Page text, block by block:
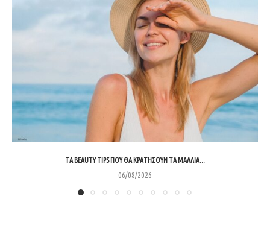
ΤΑ BEAUTY TIPS ΠΟΥ ΘΑ ΚΡΑΤΉΣΟΥΝ ΤΑ ΜΑΛΛΙΆ...
06/08/2026